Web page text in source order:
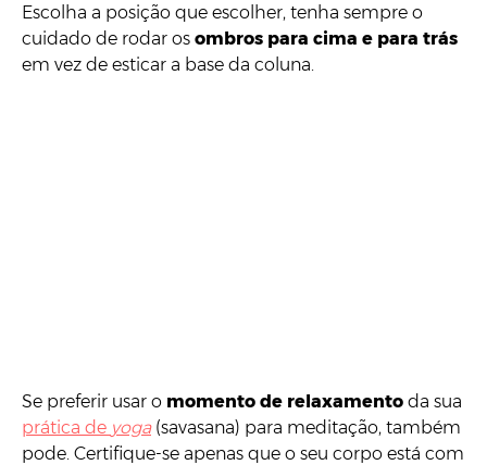
Escolha a posição que escolher, tenha sempre o
cuidado de rodar os ombros para cima e para trás
em vez de esticar a base da coluna.
Se preferir usar o momento de relaxamento da sua
prática de yoga(savasana) para meditação, também
pode. Certifique-se apenas que o seu corpo está com